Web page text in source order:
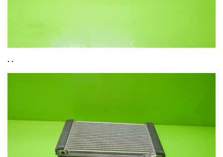
. .